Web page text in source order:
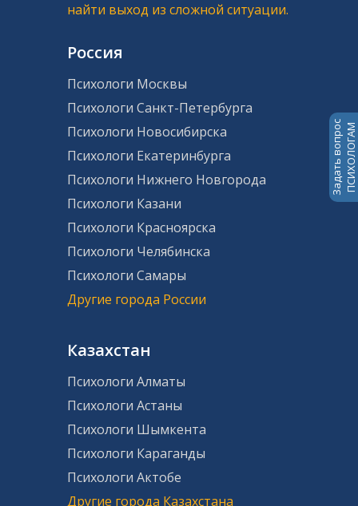
Задать вопросПСИХОЛОГАМ
найти выход из сложной ситуации.
Россия
Психологи Москвы
Психологи Санкт-Петербурга
Психологи Новосибирска
Психологи Екатеринбурга
Психологи Нижнего Новгорода
Психологи Казани
Психологи Красноярска
Психологи Челябинска
Психологи Самары
Другие города России
Казахстан
Психологи Алматы
Психологи Астаны
Психологи Шымкента
Психологи Караганды
Психологи Актобе
Другие города Казахстана